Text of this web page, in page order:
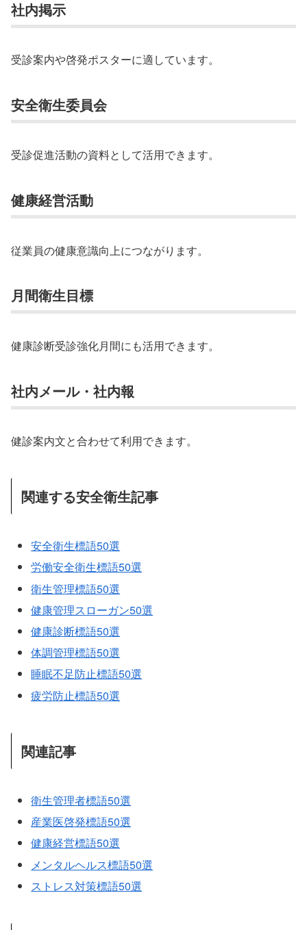
社内掲示
受診案内や啓発ポスターに適しています。
安全衛生委員会
受診促進活動の資料として活用できます。
健康経営活動
従業員の健康意識向上につながります。
月間衛生目標
健康診断受診強化月間にも活用できます。
社内メール・社内報
健診案内文と合わせて利用できます。
関連する安全衛生記事
安全衛生標語50選
労働安全衛生標語50選
衛生管理標語50選
健康管理スローガン50選
健康診断標語50選
体調管理標語50選
睡眠不足防止標語50選
疲労防止標語50選
関連記事
衛生管理者標語50選
産業医啓発標語50選
健康経営標語50選
メンタルヘルス標語50選
ストレス対策標語50選